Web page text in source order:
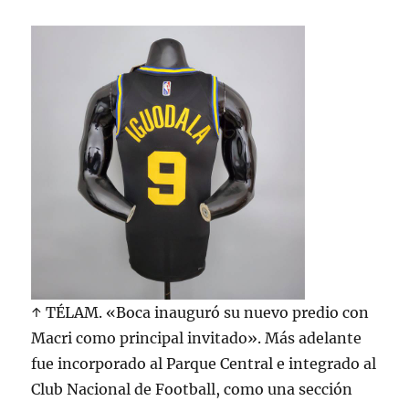
↑ TÉLAM. «Boca inauguró su nuevo predio con
Macri como principal invitado». Más adelante
fue incorporado al Parque Central e integrado al
Club Nacional de Football, como una sección